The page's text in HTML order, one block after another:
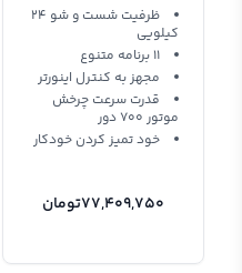
P240XWV
ظرفیت شست و شو 24
کیلویی
11 برنامه متنوع
مجهز به کنترل اینورتر
قدرت سرعت چرخش
موتور 700 دور
خود تمیز کردن خودکار
77,409,750تومان